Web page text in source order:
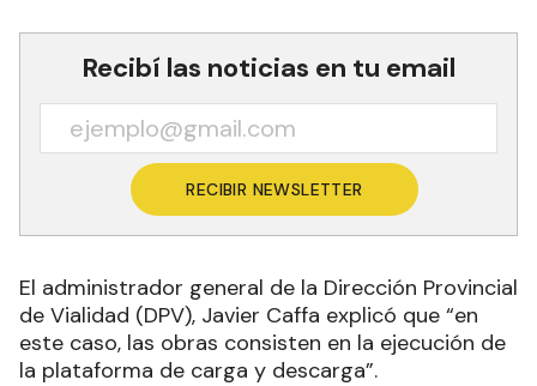
Recibí las noticias en tu email
RECIBIR NEWSLETTER
El administrador general de la Dirección Provincial
de Vialidad (DPV), Javier Caffa explicó que “en
este caso, las obras consisten en la ejecución de
la plataforma de carga y descarga”.